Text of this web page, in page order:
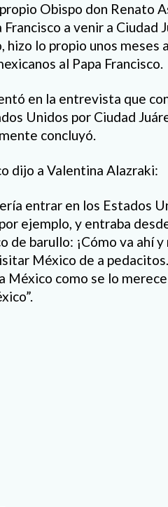
Obispo don Renato
a venir a Ciudad
hizo lo propio unos meses
al Papa Francisco.
en la entrevista que
Unidos por Ciudad
concluyó.
dijo a Valentina Alazraki:
entrar en los Estados
ejemplo, y entraba
de barullo: ¡Cómo va ahí
México de a
México como se lo